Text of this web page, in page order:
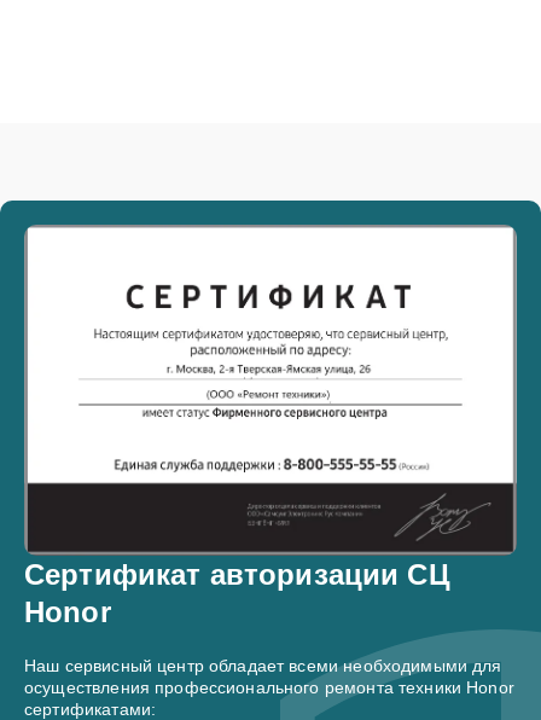
Сертификат авторизации СЦ
Honor
Наш сервисный центр обладает всеми необходимыми для
осуществления профессионального ремонта техники Honor
сертификатами: